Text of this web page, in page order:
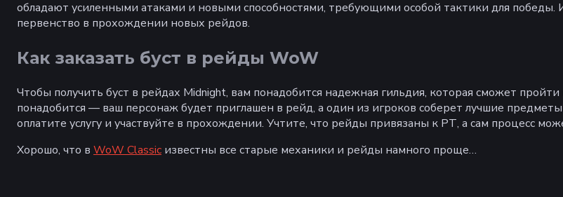
обладают усиленными атаками и новыми способностями, требующими особой тактики для победы.
первенство в прохождении новых рейдов.
Как заказать буст в рейды WoW
Чтобы получить буст в рейдах Midnight, вам понадобится надежная гильдия, которая сможет
понадобится — ваш персонаж будет приглашен в рейд, а один из игроков соберет лучшие
оплатите услугу и участвуйте в прохождении. Учтите, что рейды привязаны к РТ, а сам процесс
Хорошо, что в WoW Classic известны все старые механики и рейды намного проще…